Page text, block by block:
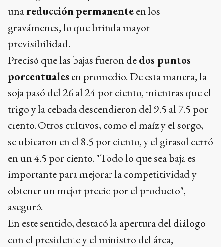
unareducción permanenteen los
gravámenes, lo que brinda mayor
previsibilidad.
Precisó que las bajas fueron dedos puntos
porcentuales en promedio. De esta manera, la
soja pasó del 26 al 24 por ciento, mientras que el
trigo y la cebada descendieron del 9.5 al 7.5 por
ciento. Otros cultivos, como el maíz y el sorgo,
se ubicaron en el 8.5 por ciento, y el girasol cerró
en un 4.5 por ciento. "Todo lo que sea baja es
importante para mejorar la competitividad y
obtener un mejor precio por el producto",
aseguró.
En este sentido, destacó la apertura del diálogo
con el presidente y el ministro del área,